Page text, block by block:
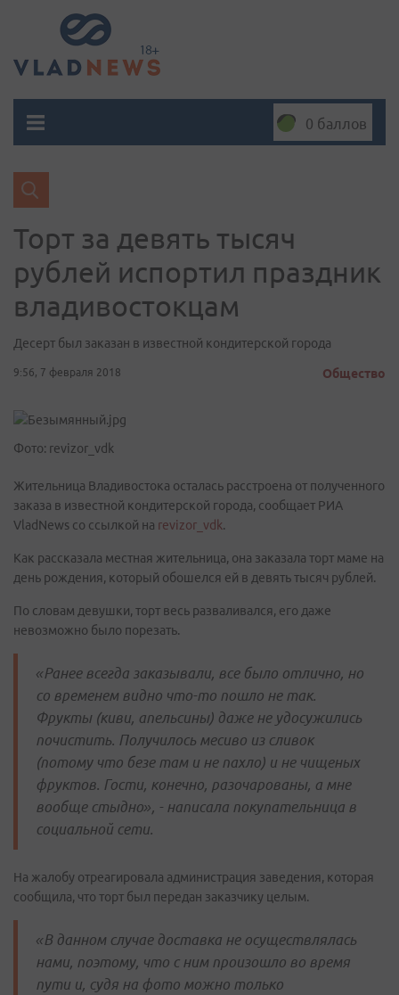
0 баллов
Торт за девять тысяч
рублей испортил праздник
владивостокцам
Десерт был заказан в известной кондитерской города
9:56, 7 февраля 2018 Общество
Фото: revizor_vdk
Жительница Владивостока осталась расстроена от полученного
заказа в известной кондитерской города, сообщает РИА
VladNews со ссылкой на revizor_vdk.
Как рассказала местная жительница, она заказала торт маме на
день рождения, который обошелся ей в девять тысяч рублей.
По словам девушки, торт весь разваливался, его даже
невозможно было порезать.
«Ранее всегда заказывали, все было отлично, но
со временем видно что-то пошло не так.
Фрукты (киви, апельсины) даже не удосужились
почистить. Получилось месиво из сливок
(потому что безе там и не пахло) и не чищеных
фруктов. Гости, конечно, разочарованы, а мне
вообще стыдно», - написала покупательница в
социальной сети.
На жалобу отреагировала администрация заведения, которая
сообщила, что торт был передан заказчику целым.
«В данном случае доставка не осуществлялась
нами, поэтому, что с ним произошло во время
пути и, судя на фото можно только